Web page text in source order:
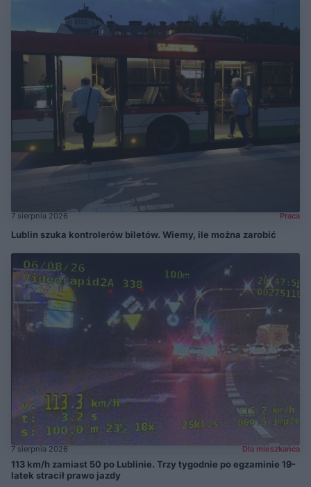
7 sierpnia 2026 Praca
Lublin szuka kontrolerów biletów. Wiemy, ile można zarobić
7 sierpnia 2026 Dla mieszkańca
113 km/h zamiast 50 po Lublinie. Trzy tygodnie po egzaminie 19-
latek stracił prawo jazdy